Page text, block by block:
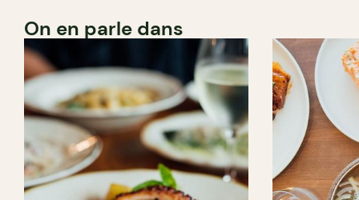
On en parle dans